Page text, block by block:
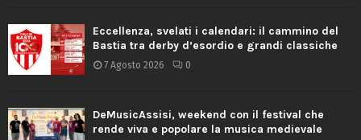
Eccellenza, svelati i calendari: il cammino del
Bastia tra derby d’esordio e grandi classiche
7 Agosto 2026 0
DeMusicAssisi, weekend con il festival che
rende viva e popolare la musica medievale